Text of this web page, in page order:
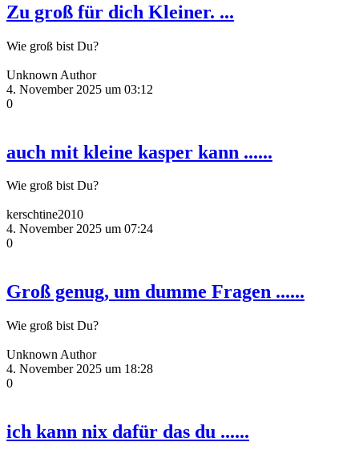
Zu groß für dich Kleiner. ...
Wie groß bist Du?
Unknown Author
4. November 2025 um 03:12
0
auch mit kleine kasper kann ......
Wie groß bist Du?
kerschtine2010
4. November 2025 um 07:24
0
Groß genug, um dumme Fragen ......
Wie groß bist Du?
Unknown Author
4. November 2025 um 18:28
0
ich kann nix dafür das du ......